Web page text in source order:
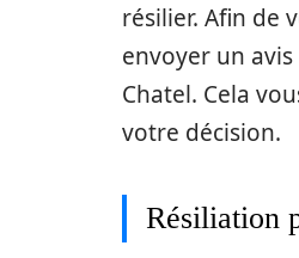
résilier. Afin de
envoyer un
Chatel. Cela
votre décision.
Résiliation